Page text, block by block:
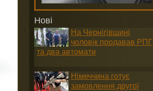
Нові
На Чернігівщині
чоловік продавав РПГ
та два автомати
Німеччина готує
замовлення другої